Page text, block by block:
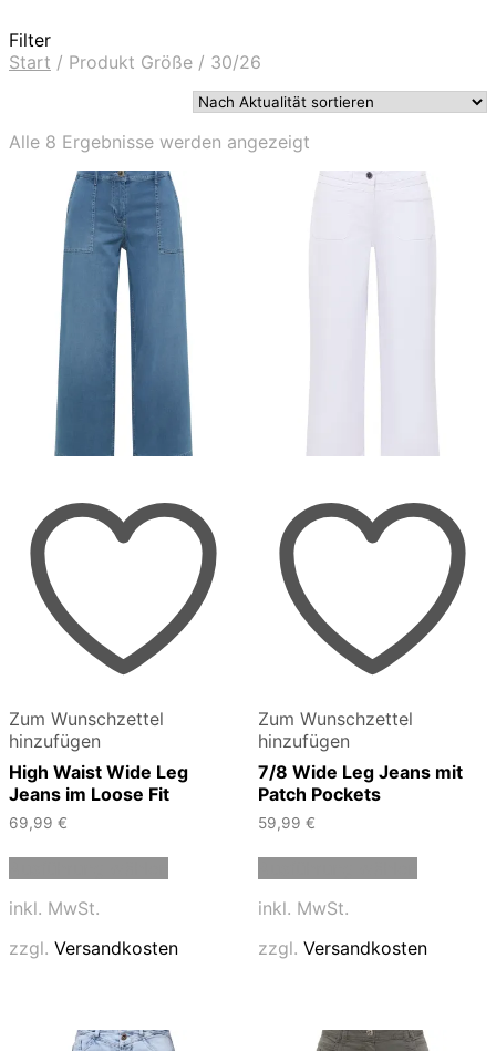
Filter
Start / Produkt Größe / 30/26
Alle 8 Ergebnisse werden angezeigt
sortiert
Zum Wunschzettel
hinzufügen
High Waist Wide Leg
Jeans im Loose Fit
69,99 €
auf.
können
inkl. MwSt.
zzgl. Versandkosten
Zum Wunschzettel
hinzufügen
7/8 Wide Leg Jeans mit
Patch Pockets
59,99 €
auf.
können
inkl. MwSt.
zzgl. Versandkosten